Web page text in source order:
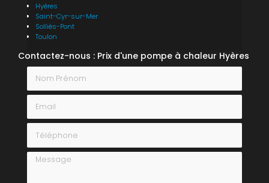
Hyères
Saint-Cyr-sur-Mer
Solliès-Pont
Toulon
Contactez-nous : Prix d'une pompe à chaleur Hyères
Nom Prénom
Email
Téléphone
Message